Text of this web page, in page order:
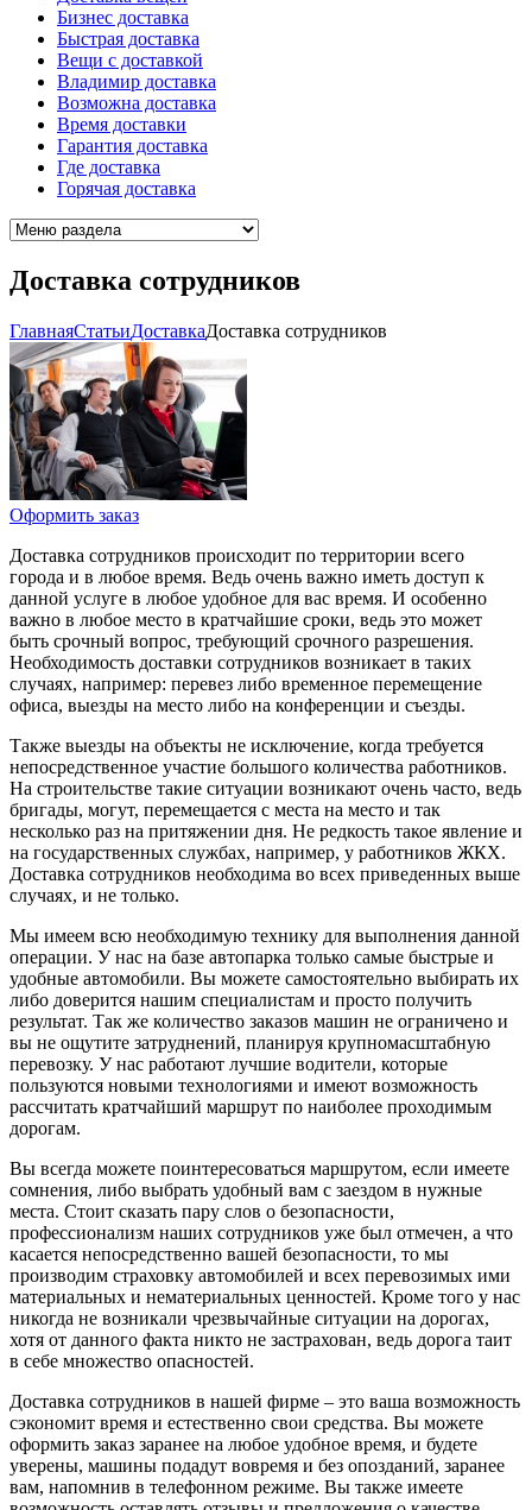
Бизнес доставка
Быстрая доставка
Вещи с доставкой
Владимир доставка
Возможна доставка
Время доставки
Гарантия доставка
Где доставка
Горячая доставка
Доставка сотрудников
ГлавнаяCтатьиДоставкаДоставка сотрудников
Оформить заказ
Доставка сотрудников происходит по территории всего
города и в любое время. Ведь очень важно иметь доступ к
данной услуге в любое удобное для вас время. И особенно
важно в любое место в кратчайшие сроки, ведь это может
быть срочный вопрос, требующий срочного разрешения.
Необходимость доставки сотрудников возникает в таких
случаях, например: перевез либо временное перемещение
офиса, выезды на место либо на конференции и съезды.
Также выезды на объекты не исключение, когда требуется
непосредственное участие большого количества работников.
На строительстве такие ситуации возникают очень часто, ведь
бригады, могут, перемещается с места на место и так
несколько раз на притяжении дня. Не редкость такое явление и
на государственных службах, например, у работников ЖКХ.
Доставка сотрудников необходима во всех приведенных выше
случаях, и не только.
Мы имеем всю необходимую технику для выполнения данной
операции. У нас на базе автопарка только самые быстрые и
удобные автомобили. Вы можете самостоятельно выбирать их
либо доверится нашим специалистам и просто получить
результат. Так же количество заказов машин не ограничено и
вы не ощутите затруднений, планируя крупномасштабную
перевозку. У нас работают лучшие водители, которые
пользуются новыми технологиями и имеют возможность
рассчитать кратчайший маршрут по наиболее проходимым
дорогам.
Вы всегда можете поинтересоваться маршрутом, если имеете
сомнения, либо выбрать удобный вам с заездом в нужные
места. Стоит сказать пару слов о безопасности,
профессионализм наших сотрудников уже был отмечен, а что
касается непосредственно вашей безопасности, то мы
производим страховку автомобилей и всех перевозимых ими
материальных и нематериальных ценностей. Кроме того у нас
никогда не возникали чрезвычайные ситуации на дорогах,
хотя от данного факта никто не застрахован, ведь дорога таит
в себе множество опасностей.
Доставка сотрудников в нашей фирме – это ваша возможность
сэкономит время и естественно свои средства. Вы можете
оформить заказ заранее на любое удобное время, и будете
уверены, машины подадут вовремя и без опозданий, заранее
вам, напомнив в телефонном режиме. Вы также имеете